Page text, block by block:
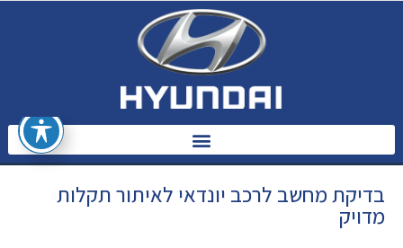
בדיקת מחשב לרכב יונדאי לאיתור תקלות
מדויק